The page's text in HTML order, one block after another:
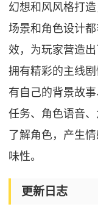
幻想和风风格打
场景和角色设计
效，为玩家营造
拥有精彩的主线
有自己的背景故
任务、角色语音
了解角色，产生
味性。
更新日志